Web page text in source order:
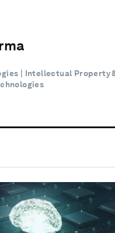
| Intellectual Property